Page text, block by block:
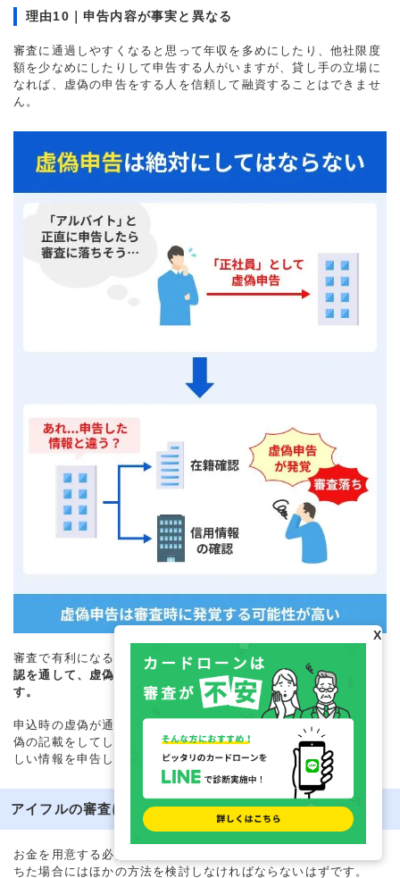
理由10｜申告内容が事実と異なる
審査に通過しやすくなると思って年収を多めにしたり、他社限度
額を少なめにしたりして申告する人がいますが、貸し手の立場に
なれば、虚偽の申告をする人を信頼して融資することはできませ
ん。
審査で有利になるために虚偽の申告をしても、
認を通して、虚偽であることは必ずといって良いほど発覚しま
す。
申込時の虚偽が通用しないのはアイフルに限りません。もし、虚
偽の記載をしてしまった人がいたら、次回からの申込では必ず正
しい情報を申告してください。
アイフルの審査に落ちた人がお金を用意する方法
お金を用意する必要があってアイフルに申込した人は、審査に落
ちた場合にはほかの方法を検討しなければならないはずです。
X